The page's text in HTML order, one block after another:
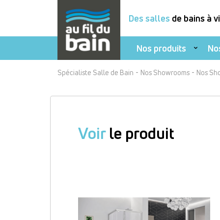
Des salles de bains à
Nos produits
Spécialiste Salle de Bain - Nos Showrooms - Nos
Voirle produit